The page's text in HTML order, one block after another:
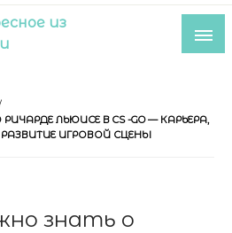
ЛЬЮИСЕ В CS -GO — КАРЬЕРА,
ИГРОВОЙ СЦЕНЫ
знать о